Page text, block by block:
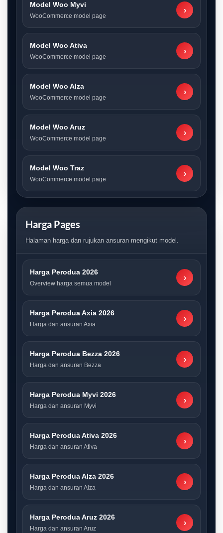
Model Woo Myvi
WooCommerce model page
›
Model Woo Ativa
WooCommerce model page
›
Model Woo Alza
WooCommerce model page
›
Model Woo Aruz
WooCommerce model page
›
Model Woo Traz
WooCommerce model page
›
Harga Pages
Halaman harga dan rujukan ansuran mengikut model.
Harga Perodua 2026
Overview harga semua model
›
Harga Perodua Axia 2026
Harga dan ansuran Axia
›
Harga Perodua Bezza 2026
Harga dan ansuran Bezza
›
Harga Perodua Myvi 2026
Harga dan ansuran Myvi
›
Harga Perodua Ativa 2026
Harga dan ansuran Ativa
›
Harga Perodua Alza 2026
Harga dan ansuran Alza
›
Harga Perodua Aruz 2026
Harga dan ansuran Aruz
›